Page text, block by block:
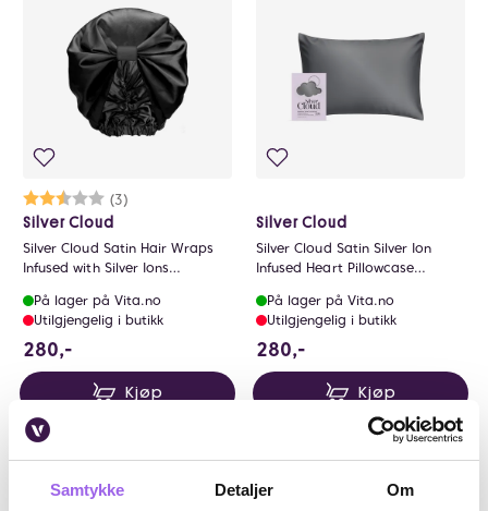
Samtykke Detaljer Om
Karakter:
(3)
2.7 av 5 mulige
Silver Cloud
Silver Cloud Satin Hair Wraps
Infused with Silver Ions
På lager på Vita.no
Utilgjengelig i butikk
280,-
Kjøp
Silver Cloud
Silver Cloud Satin Silver Ion
Infused Heart Pillowcase
På lager på Vita.no
Utilgjengelig i butikk
280,-
Kjøp